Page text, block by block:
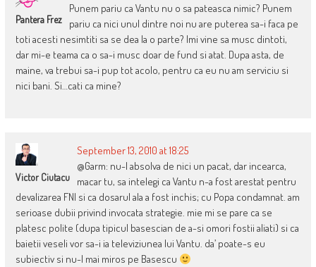
Pantera Frez
Punem pariu ca Vantu nu o sa pateasca nimic? Punem
pariu ca nici unul dintre noi nu are puterea sa-i faca pe
toti acesti nesimtiti sa se dea la o parte? Imi vine sa musc dintoti,
dar mi-e teama ca o sa-i musc doar de fund si atat. Dupa asta, de
maine, va trebui sa-i pup tot acolo, pentru ca eu nu am serviciu si
nici bani. Si…cati ca mine?
Victor Ciutacu
September 13, 2010 at 18:25
@Garm: nu-l absolva de nici un pacat, dar incearca,
macar tu, sa intelegi ca Vantu n-a fost arestat pentru
devalizarea FNI si ca dosarul ala a fost inchis; cu Popa condamnat. am
serioase dubii privind invocata strategie. mie mi se pare ca se
platesc polite (dupa tipicul basescian de a-si omori fostii aliati) si ca
baietii veseli vor sa-i ia televiziunea lui Vantu. da’ poate-s eu
subiectiv si nu-l mai miros pe Basescu